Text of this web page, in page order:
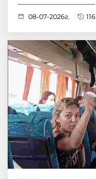
08-07-2026г. 116